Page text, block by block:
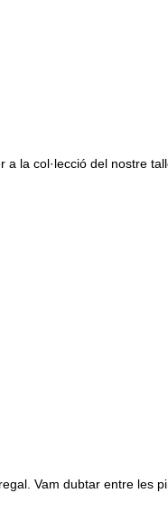
col·lecció del nostre
Vam dubtar entre les